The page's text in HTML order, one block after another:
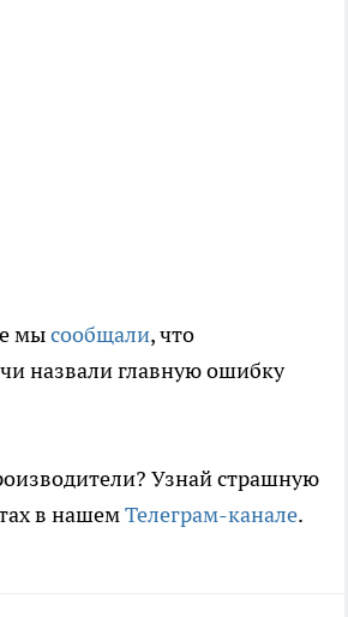
мысообщали, что
назвали главную ошибку
Узнай страшную
в нашемТелеграм-канале.